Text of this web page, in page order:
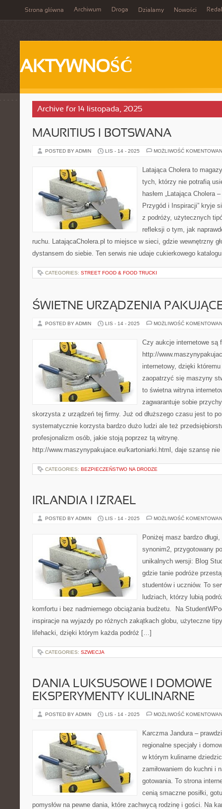
Strona główna Archiwum Droga Działamy Nowości
AKTYWNOŚĆ
Archive for 14 listopada, 2025
MAURITIUS I BOTSWANA
POSTED BY ADMIN LIS - 14 - 2025 MOŻLIWOŚĆ
Latająca Cholera to
tych, którzy nie potrafią
hasłem „Latająca Cholera
Przygód i Inspiracji” kryje
z podróży, użytecznych
refleksji o tym, jak
ruchu. LatającaCholera.pl to miejsce w sieci, gdzie wewnętrzny
dystansem do siebie. Ten serwis nie udaje cukierkowego
CATEGORIES: STREET FOOD & FOOD TRUCKI
ŚWIETNE URZĄDZENIA
POSTED BY ADMIN LIS - 14 - 2025 MOŻLIWOŚĆ
Czy aukcje internetowe są
http://
internetowy, dzięki
zaopatrzyć się maszyny
to świetna witryna
zagwarantuje sobie
skorzysta z urządzeń tej firmy. Już od dłuższego czasu jest to
systematycznie korzysta bardzo dużo ludzi ale też
profesjonalizm osób, jakie stoją poprzez tą witrynę.
http://www.maszynypakujace.eu/kartoniarki.html, daje szansę
CATEGORIES: BEZPIECZEŃSTWO NA DRODZE
IRLANDIA I IZRAEL
POSTED BY ADMIN LIS - 14 - 2025 MOŻLIWOŚĆ
Poniżej masz bardzo
synonim2, przygotowany
unikalnych wersji: Blog
gdzie tanie podróże
studentów i uczniów. To
ludziach, którzy lubią
komfortu i bez nadmiernego obciążania budżetu. Na
inspiracje na wyjazdy po różnych zakątkach globu, użyteczne
lifehacki, dzięki którym każda podróż […]
CATEGORIES: SZWECJA
DANIA LUKSUSOWE I DOMOWE
EKSPERYMENTY KULINARNE
POSTED BY ADMIN LIS - 14 - 2025 MOŻLIWOŚĆ
Karczma Jandura –
regionalne specjały i
w którym kulinarne
zamiłowaniem do kuchni i
gotowania. To strona
cenią smaczne posiłki,
pomysłów na pewne dania, które zachwycą rodzinę i gości. Na